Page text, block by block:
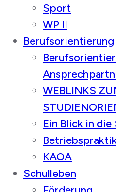
Sport
WP II
Berufsorientierung
WEBLINKS
Ein Blick in
KAOA
Schulleben